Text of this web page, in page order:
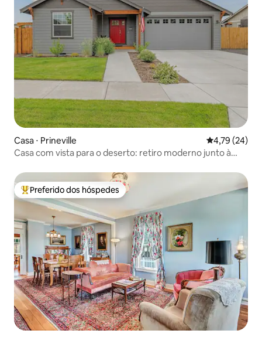
Casa ⋅ Prineville 4,79 de uma
4,79 (24)
Casa com vista para o deserto: retiro moderno junto à
Entre os melhores preferidos dos hóspedes
Preferido dos hóspedes